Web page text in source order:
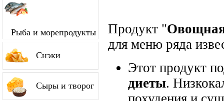
Рыба и морепродукты
Снэки
Сыры и творог
Продукт "
для меню ряда
Этот продукт
диеты.